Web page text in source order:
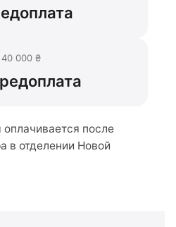
000 ₴
после
в отделении Новой